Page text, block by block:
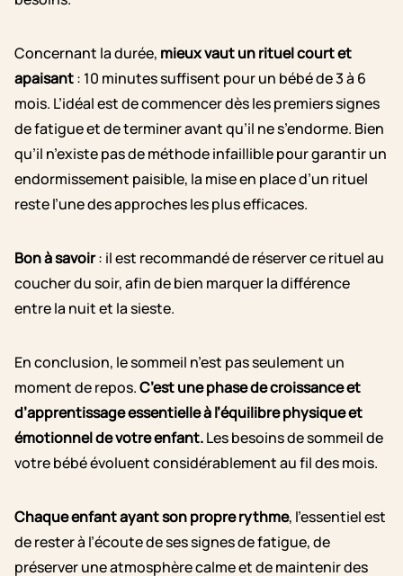
Concernant la durée, mieux vaut un rituel court et
apaisant: 10 minutes suffisent pour un bébé de 3 à 6
mois. L’idéal est de commencer dès les premiers signes
de fatigue et de terminer avant qu’il ne s’endorme. Bien
qu’il n’existe pas de méthode infaillible pour garantir un
endormissement paisible, la mise en place d’un rituel
reste l’une des approches les plus efficaces.
Bon à savoir: il est recommandé de réserver ce rituel au
coucher du soir, afin de bien marquer la différence
entre la nuit et la sieste.
En conclusion, le sommeil n’est pas seulement un
moment de repos.C’est une phase de croissance et
d’apprentissage essentielle à l’équilibre physique et
émotionnel de votre enfant.Les besoins de sommeil de
votre bébé évoluent considérablement au fil des mois.
Chaque enfant ayant son propre rythme, l’essentiel est
de rester à l’écoute de ses signes de fatigue, de
préserver une atmosphère calme et de maintenir des